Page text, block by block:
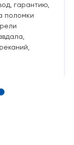
гарантию,
поломки